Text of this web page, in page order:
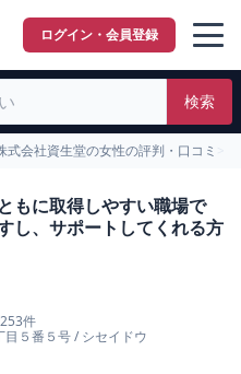
ログイン・会員登録
検索
式会社資生堂の女性の評判・口コミ
もに取得しやすい職場で
し、サポートしてくれる方
253件
目５番５号/シセイドウ